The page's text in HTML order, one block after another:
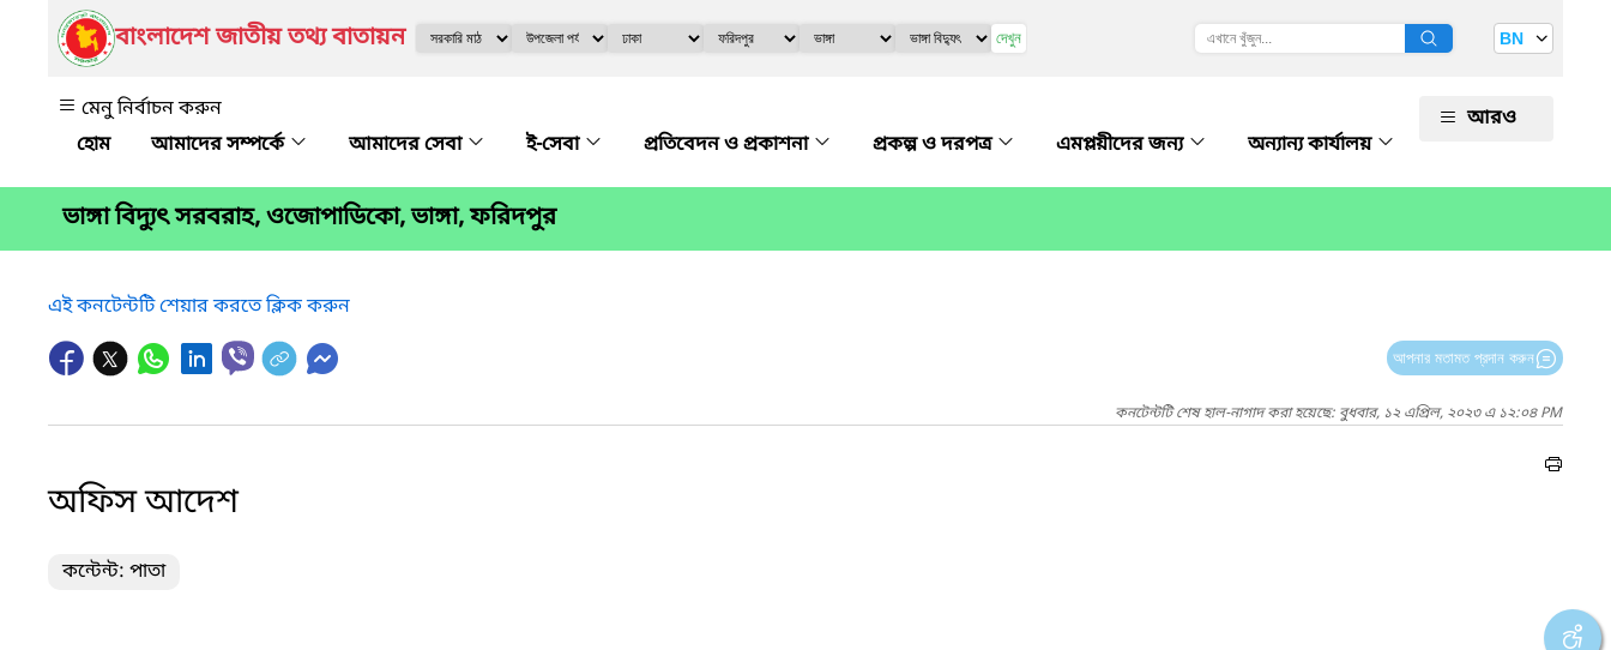
বাংলাদেশ জাতীয় তথ্য বাতায়ন দেখুন BN
মেনু নির্বাচন করুন
আমাদের সম্পর্কে
আমাদের সেবা ই-সেবা প্রতিবেদন ও প্রকাশনা প্রকল্প ও দরপত্র এমপ্লয়ীদের জন্য অন্যান্য কার্যালয়
আরও
ভাঙ্গা বিদ্যুৎ সরবরাহ, ওজোপাডিকো, ভাঙ্গা, ফরিদপুর
এই কনটেন্টটি শেয়ার করতে ক্লিক করুন
আপনার মতামত প্রদান করুন
কনটেন্টটি শেষ হাল-নাগাদ করা হয়েছে: বুধবার, ১২ এপ্রিল, ২০২৩ এ ১২:০৪ PM
অফিস আদেশ
কন্টেন্ট: পাতা